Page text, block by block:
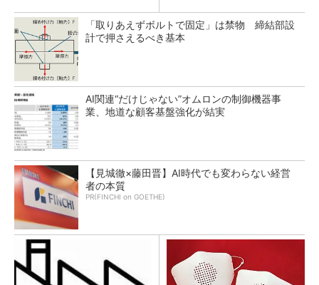
「取りあえずボルトで固定」は禁物 締結部設
計で押さえるべき基本
AI関連“だけじゃない”オムロンの制御機器事
業、地道な顧客基盤強化が結実
【見城徹×藤田晋】AI時代でも変わらない経営
者の本質
PR(FINCHI on GOETHE)